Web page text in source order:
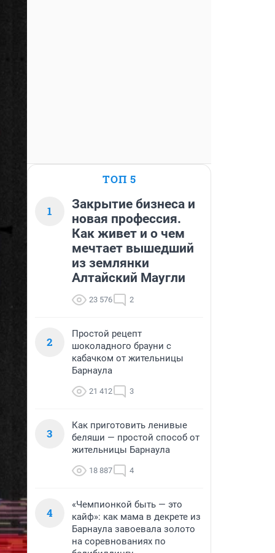
ТОП 5
1
Закрытие бизнеса и
новая профессия.
Как живет и о чем
мечтает вышедший
из землянки
Алтайский Маугли
23 576 2
2
Простой рецепт
шоколадного брауни с
кабачком от жительницы
Барнаула
21 412 3
3
Как приготовить ленивые
беляши — простой способ от
жительницы Барнаула
18 887 4
4
«Чемпионкой быть — это
кайф»: как мама в декрете из
Барнаула завоевала золото
на соревнованиях по